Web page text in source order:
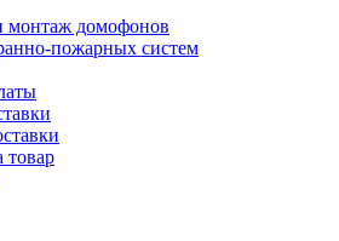
монтаж домофонов
пожарных систем
товар